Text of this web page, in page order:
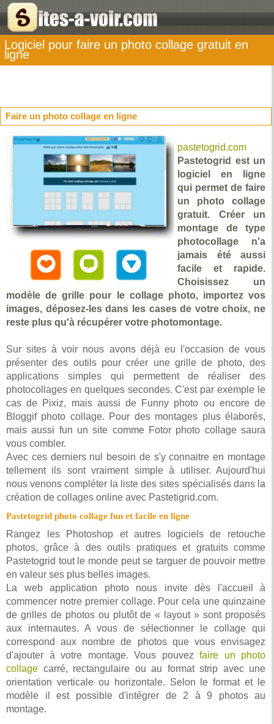
Logiciel pour faire un photo collage gratuit en
ligne
Faire un photo collage en ligne
pastetogrid.com
Pastetogrid est un
logiciel en ligne
qui permet de faire
un photo collage
gratuit. Créer un
montage de type
photocollage n'a
jamais été aussi
facile et rapide.
Choisissez un
modèle de grille pour le collage photo, importez vos
images, déposez-les dans les cases de votre choix, ne
reste plus qu'à récupérer votre photomontage.
Sur sites à voir nous avons déjà eu l'occasion de vous
présenter des outils pour créer une grille de photo, des
applications simples qui permettent de réaliser des
photocollages en quelques secondes. C'est par exemple le
cas de Pixiz, mais aussi de Funny photo ou encore de
Bloggif photo collage. Pour des montages plus élaborés,
mais aussi fun un site comme Fotor photo collage saura
vous combler.
Avec ces derniers nul besoin de s'y connaitre en montage
tellement ils sont vraiment simple à utiliser. Aujourd'hui
nous venons compléter la liste des sites spécialisés dans la
création de collages online avec Pastetigrid.com.
Pastetogrid photo collage fun et facile en ligne
Rangez les Photoshop et autres logiciels de retouche
photos, grâce à des outils pratiques et gratuits comme
Pastetogrid tout le monde peut se targuer de pouvoir mettre
en valeur ses plus belles images.
La web application photo nous invite dès l'accueil à
commencer notre premier collage. Pour cela une quinzaine
de grilles de photos ou plutôt de « layout » sont proposés
aux internautes. A vous de sélectionner le collage qui
correspond aux nombre de photos que vous envisagez
d'ajouter à votre montage. Vous pouvez faire un photo
collage carré, rectangulaire ou au format strip avec une
orientation verticale ou horizontale. Selon le format et le
modèle il est possible d'intégrer de 2 à 9 photos au
montage.